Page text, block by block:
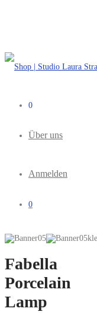
0
Über uns
Anmelden
0
Fabella
Porcelain
Lamp